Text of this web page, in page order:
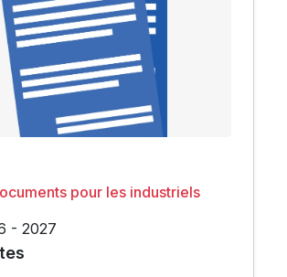
pour les industriels
- 2027